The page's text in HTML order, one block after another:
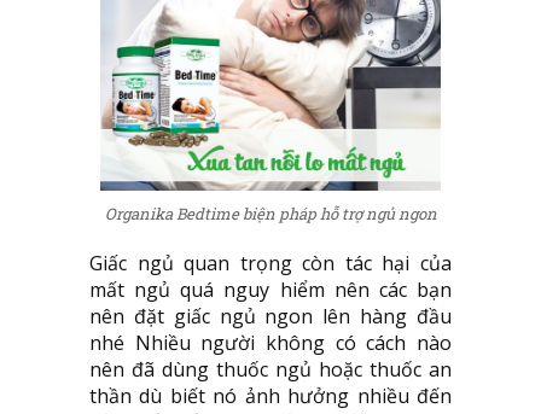
Organika Bedtime biện pháp hỗ trợ ngủ ngon
Giấc ngủ quan trọng còn tác hại của
mất ngủ quá nguy hiểm nên các bạn
nên đặt giấc ngủ ngon lên hàng đầu
nhé Nhiều người không có cách nào
nên đã dùng thuốc ngủ hoặc thuốc an
thần dù biết nó ảnh hưởng nhiều đến